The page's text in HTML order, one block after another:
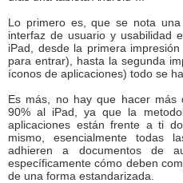
Lo primero es, que se nota
interfaz de usuario y usabilidad
iPad, desde la primera
para entrar), hasta la segunda
íconos de aplicaciones) todo se
Es más, no hay que hacer
90% al iPad, ya que la
aplicaciones están frente a ti
mismo, esencialmente todas
adhieren a documentos de
específicamente cómo deben
de una forma estandarizada.